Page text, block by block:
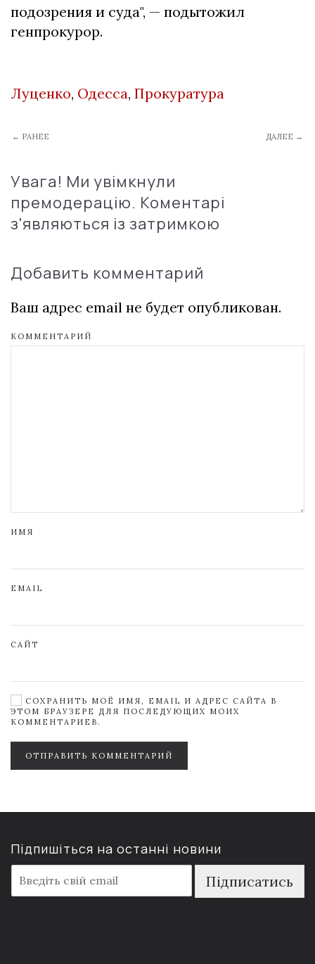
подозрения и суда", — подытожил
генпрокурор.
Луценко, Одесса, Прокуратура
← РАНЕЕ ДАЛЕЕ →
Увага! Ми увімкнули
премодерацію. Коментарі
з'являються із затримкою
Добавить комментарий
Ваш адрес email не будет опубликован.
КОММЕНТАРИЙ
ИМЯ
EMAIL
САЙТ
СОХРАНИТЬ МОЁ ИМЯ, EMAIL И АДРЕС САЙТА В
ЭТОМ БРАУЗЕРЕ ДЛЯ ПОСЛЕДУЮЩИХ МОИХ
КОММЕНТАРИЕВ.
ОТПРАВИТЬ КОММЕНТАРИЙ
Підпишіться на останні новини
m
a
Підписатись